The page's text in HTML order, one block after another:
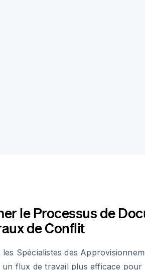
le Processus de
de Conflit
Spécialistes des
flux de travail plus efficace pour